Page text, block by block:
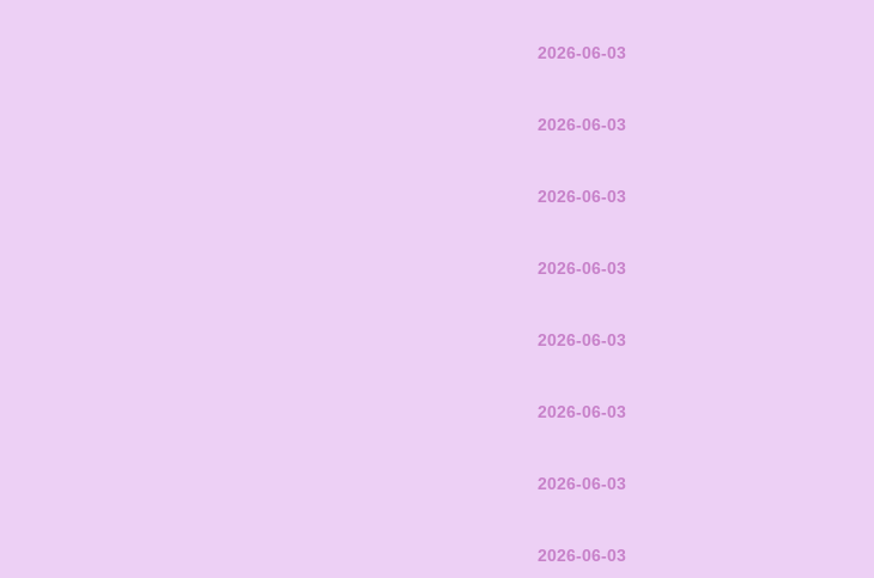
2026-06-03
2026-06-03
2026-06-03
2026-06-03
2026-06-03
2026-06-03
2026-06-03
2026-06-03